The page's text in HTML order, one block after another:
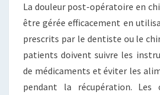
La douleur post-opératoire en
être gérée efficacement en
prescrits par le dentiste ou le
patients doivent suivre les
de médicaments et éviter les
pendant la récupération. Les